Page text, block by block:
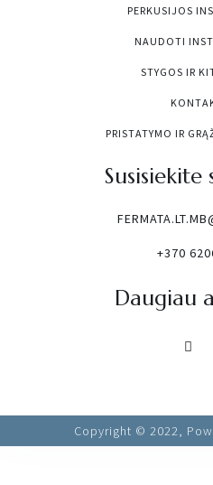
PERKUSIJOS
NAUDOTI
STYGOS IR
PRISTATYMO IR
Susisiekite
+370
Daugiau
Copyright © 2022,